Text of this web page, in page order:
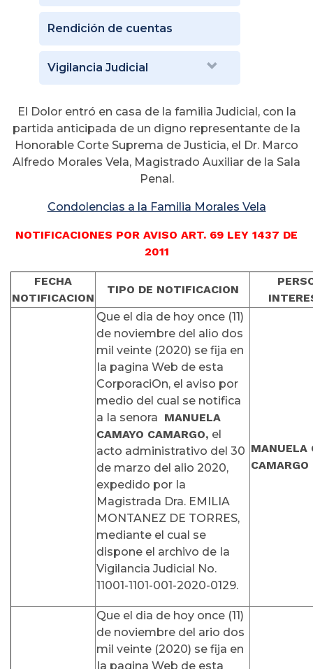
Rendición de cuentas
Vigilancia Judicial
El Dolor entró en casa de la familia Judicial, con la
partida anticipada de un digno representante de la
Honorable Corte Suprema de Justicia, el Dr. Marco
Alfredo Morales Vela, Magistrado Auxiliar de la Sala
Penal.
Condolencias a la Familia Morales Vela
NOTIFICACIONES POR AVISO ART. 69 LEY 1437 DE
2011
FECHA
NOTIFICACION
TIPO DE NOTIFICACION
Que el dia de hoy once (11)
de noviembre del alio dos
mil veinte (2020) se fija en
Ia pagina Web de esta
CorporaciOn, el aviso por
medio del cual se notifica
a Ia senora MANUELA
CAMAYO CAMARGO, el
acto administrativo del 30
de marzo del alio 2020,
expedido por Ia
Magistrada Dra. EMILIA
MONTANEZ DE TORRES,
mediante el cual se
dispone el archivo de Ia
Vigilancia Judicial No.
11001-1101-001-2020-0129.
MANUELA
CAMARGO
Que el dia de hoy once (11)
de noviembre del ario dos
mil veinte (2020) se fija en
Ia pagina Web de esta